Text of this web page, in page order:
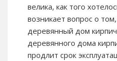
велика, как того
возникает вопрос о
деревянный дом
деревянного дома
продлит срок